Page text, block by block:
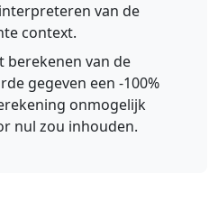
van de
context.
berekenen van de
gegeven een -100%
onmogelijk
nul zou inhouden.